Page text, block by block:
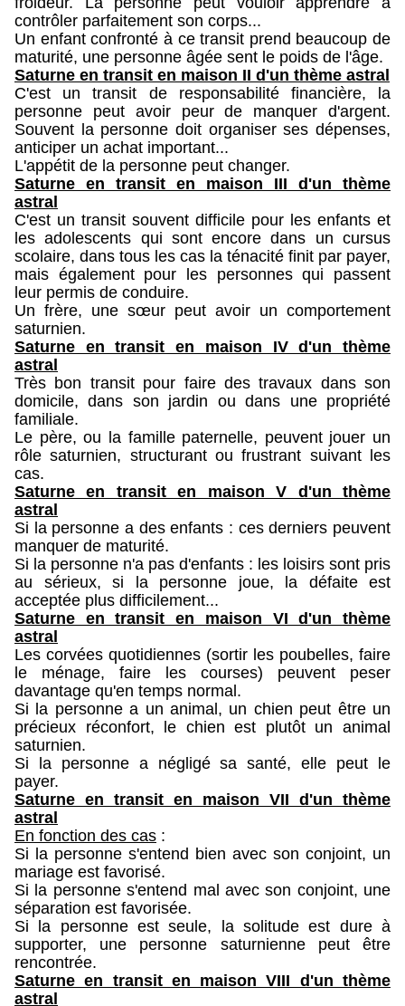
contrôler parfaitement son corps...
Un enfant confronté à ce transit prend beaucoup de
maturité, une personne âgée sent le poids de l'âge.
Saturne en transit en maison II d'un thème astral
C'est un transit de responsabilité financière, la
personne peut avoir peur de manquer d'argent.
Souvent la personne doit organiser ses dépenses,
anticiper un achat important...
L'appétit de la personne peut changer.
Saturne en transit en maison III d'un thème
astral
C'est un transit souvent difficile pour les enfants et
les adolescents qui sont encore dans un cursus
scolaire, dans tous les cas la ténacité finit par payer,
mais également pour les personnes qui passent
leur permis de conduire.
Un frère, une sœur peut avoir un comportement
saturnien.
Saturne en transit en maison IV d'un thème
astral
Très bon transit pour faire des travaux dans son
domicile, dans son jardin ou dans une propriété
familiale.
Le père, ou la famille paternelle, peuvent jouer un
rôle saturnien, structurant ou frustrant suivant les
cas.
Saturne en transit en maison V d'un thème
astral
Si la personne a des enfants : ces derniers peuvent
manquer de maturité.
Si la personne n'a pas d'enfants : les loisirs sont pris
au sérieux, si la personne joue, la défaite est
acceptée plus difficilement...
Saturne en transit en maison VI d'un thème
astral
Les corvées quotidiennes (sortir les poubelles, faire
le ménage, faire les courses) peuvent peser
davantage qu'en temps normal.
Si la personne a un animal, un chien peut être un
précieux réconfort, le chien est plutôt un animal
saturnien.
Si la personne a négligé sa santé, elle peut le
payer.
Saturne en transit en maison VII d'un thème
astral
En fonction des cas :
Si la personne s'entend bien avec son conjoint, un
mariage est favorisé.
Si la personne s'entend mal avec son conjoint, une
séparation est favorisée.
Si la personne est seule, la solitude est dure à
supporter, une personne saturnienne peut être
rencontrée.
Saturne en transit en maison VIII d'un thème
astral